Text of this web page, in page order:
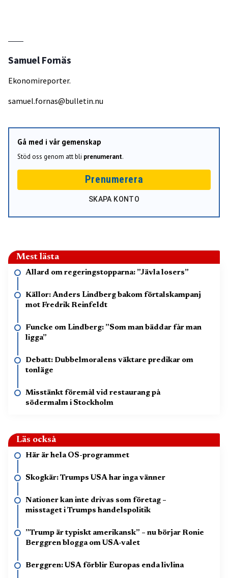
Samuel Fornäs
Ekonomireporter.
samuel.fornas@bulletin.nu
Gå med i vår gemenskap
Stöd oss genom att bli prenumerant.
Prenumerera
SKAPA KONTO
Mest lästa
Allard om regeringstopparna: ”Jävla losers”
Källor: Anders Lindberg bakom förtalskampanj
mot Fredrik Reinfeldt
Funcke om Lindberg: ”Som man bäddar får man
ligga”
Debatt: Dubbelmoralens väktare predikar om
tonläge
Misstänkt föremål vid restaurang på
södermalm i Stockholm
Läs också
Här är hela OS-programmet
Skogkär: Trumps USA har inga vänner
Nationer kan inte drivas som företag –
misstaget i Trumps handelspolitik
”Trump är typiskt amerikansk” – nu börjar Ronie
Berggren blogga om USA-valet
Berggren: USA förblir Europas enda livlina